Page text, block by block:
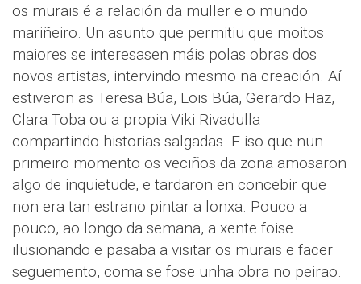
os murais é a relación da muller e o mundo
mariñeiro. Un asunto que permitiu que moitos
maiores se interesasen máis polas obras dos
novos artistas, intervindo mesmo na creación. Aí
estiveron as Teresa Búa, Lois Búa, Gerardo Haz,
Clara Toba ou a propia Viki Rivadulla
compartindo historias salgadas. E iso que nun
primeiro momento os veciños da zona amosaron
algo de inquietude, e tardaron en concebir que
non era tan estrano pintar a lonxa. Pouco a
pouco, ao longo da semana, a xente foise
ilusionando e pasaba a visitar os murais e facer
seguemento, coma se fose unha obra no peirao.